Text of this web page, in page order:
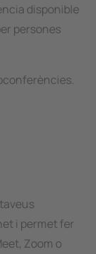
disponible
persones
i permet fer
Zoom o